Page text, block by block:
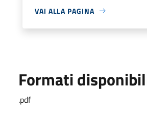
VAI ALLA PAGINA
Formati
.pdf